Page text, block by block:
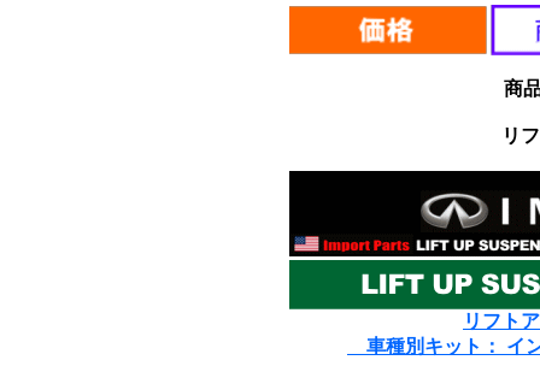
商
リ
リフト
車種別キット： イ